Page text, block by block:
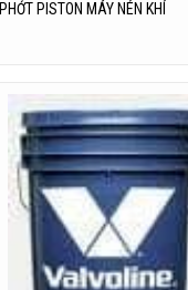
PHỚT PISTON MÁY NÉN KHÍ